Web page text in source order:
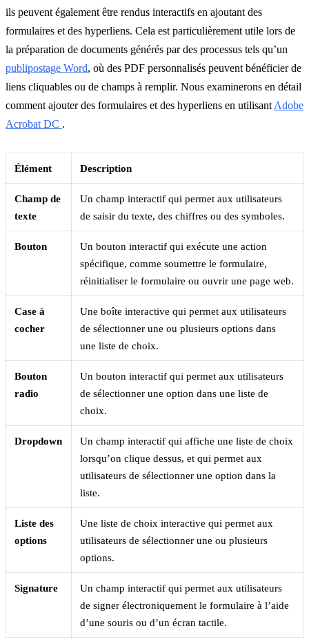
ils peuvent également être rendus interactifs en ajoutant des
formulaires et des hyperliens. Cela est particulièrement utile lors de
la préparation de documents générés par des processus tels qu’un
publipostage Word, où des PDF personnalisés peuvent bénéficier de
liens cliquables ou de champs à remplir. Nous examinerons en détail
comment ajouter des formulaires et des hyperliens en utilisant Adobe
Acrobat DC .
Élément Description
Champ de
texte
Un champ interactif qui permet aux utilisateurs
de saisir du texte, des chiffres ou des symboles.
Bouton
Un bouton interactif qui exécute une action
spécifique, comme soumettre le formulaire,
réinitialiser le formulaire ou ouvrir une page web.
Case à
cocher
Une boîte interactive qui permet aux utilisateurs
de sélectionner une ou plusieurs options dans
une liste de choix.
Bouton
radio
Un bouton interactif qui permet aux utilisateurs
de sélectionner une option dans une liste de
choix.
Dropdown
Un champ interactif qui affiche une liste de choix
lorsqu’on clique dessus, et qui permet aux
utilisateurs de sélectionner une option dans la
liste.
Liste des
options
Une liste de choix interactive qui permet aux
utilisateurs de sélectionner une ou plusieurs
options.
Signature
Un champ interactif qui permet aux utilisateurs
de signer électroniquement le formulaire à l’aide
d’une souris ou d’un écran tactile.